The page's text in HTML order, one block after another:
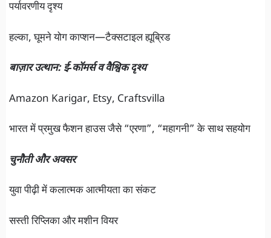
पर्यावरणीय दृश्य
हल्का, घूमने योग काप्शन—टैक्सटाइल ह्यूब्रिड
बाज़ार उत्थान: ई‑कॉमर्स व वैश्विक दृश्य
Amazon Karigar, Etsy, Craftsvilla
भारत में प्रमुख फैशन हाउस जैसे “एरणा”, “महागनी” के साथ सहयोग
चुनौती और अवसर
युवा पीढ़ी में कलात्मक आत्मीयता का संकट
सस्ती रिप्लिका और मशीन वियर